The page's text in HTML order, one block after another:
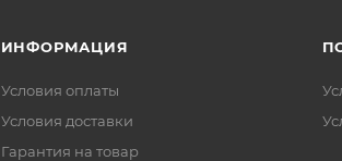
ИНФОРМАЦИЯ
Условия оплаты
Условия доставки
Гарантия на товар